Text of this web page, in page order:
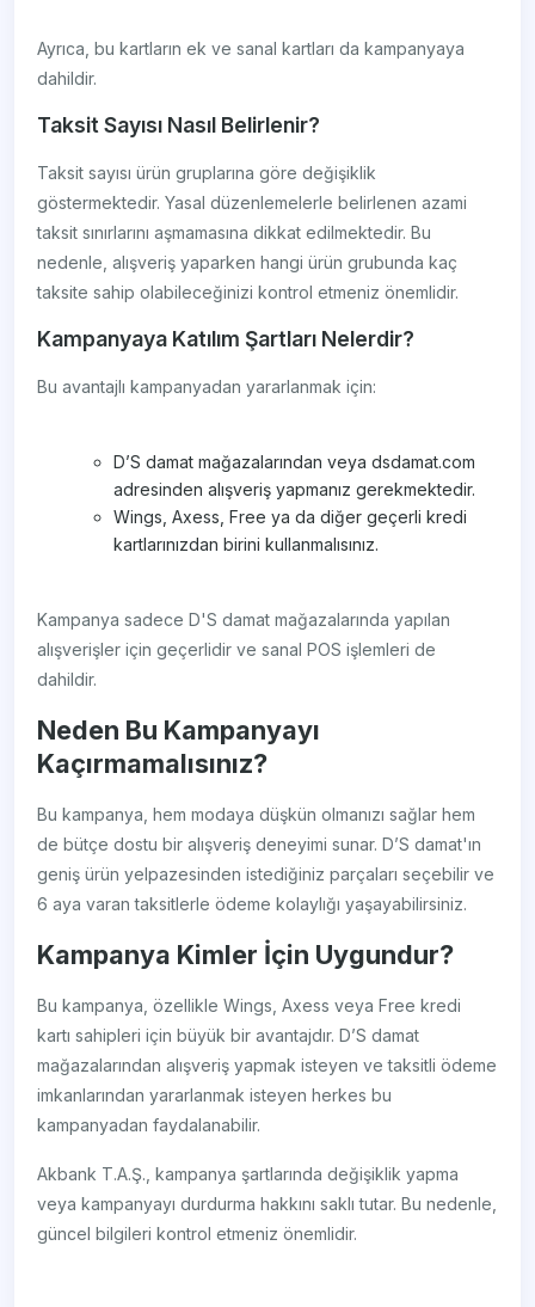
Ayrıca, bu kartların ek ve sanal kartları da kampanyaya
dahildir.
Taksit Sayısı Nasıl Belirlenir?
Taksit sayısı ürün gruplarına göre değişiklik
göstermektedir. Yasal düzenlemelerle belirlenen azami
taksit sınırlarını aşmamasına dikkat edilmektedir. Bu
nedenle, alışveriş yaparken hangi ürün grubunda kaç
taksite sahip olabileceğinizi kontrol etmeniz önemlidir.
Kampanyaya Katılım Şartları Nelerdir?
Bu avantajlı kampanyadan yararlanmak için:
D’S damat mağazalarından veya dsdamat.com
adresinden alışveriş yapmanız gerekmektedir.
Wings, Axess, Free ya da diğer geçerli kredi
kartlarınızdan birini kullanmalısınız.
Kampanya sadece D'S damat mağazalarında yapılan
alışverişler için geçerlidir ve sanal POS işlemleri de
dahildir.
Neden Bu Kampanyayı
Kaçırmamalısınız?
Bu kampanya, hem modaya düşkün olmanızı sağlar hem
de bütçe dostu bir alışveriş deneyimi sunar. D’S damat'ın
geniş ürün yelpazesinden istediğiniz parçaları seçebilir ve
6 aya varan taksitlerle ödeme kolaylığı yaşayabilirsiniz.
Kampanya Kimler İçin Uygundur?
Bu kampanya, özellikle Wings, Axess veya Free kredi
kartı sahipleri için büyük bir avantajdır. D’S damat
mağazalarından alışveriş yapmak isteyen ve taksitli ödeme
imkanlarından yararlanmak isteyen herkes bu
kampanyadan faydalanabilir.
Akbank T.A.Ş., kampanya şartlarında değişiklik yapma
veya kampanyayı durdurma hakkını saklı tutar. Bu nedenle,
güncel bilgileri kontrol etmeniz önemlidir.